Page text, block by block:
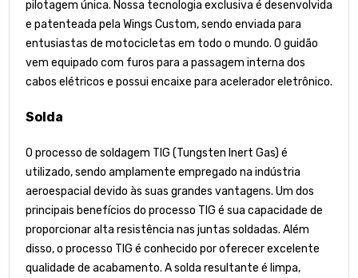
pilotagem única. Nossa tecnologia exclusiva é desenvolvida
e patenteada pela Wings Custom, sendo enviada para
entusiastas de motocicletas em todo o mundo. O guidão
vem equipado com furos para a passagem interna dos
cabos elétricos e possui encaixe para acelerador eletrônico.
Solda
O processo de soldagem TIG (Tungsten Inert Gas) é
utilizado, sendo amplamente empregado na indústria
aeroespacial devido às suas grandes vantagens. Um dos
principais benefícios do processo TIG é sua capacidade de
proporcionar alta resistência nas juntas soldadas. Além
disso, o processo TIG é conhecido por oferecer excelente
qualidade de acabamento. A solda resultante é limpa,